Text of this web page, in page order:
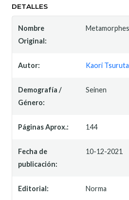
DETALLES
Nombre
Original:
Autor: Kaori
Demografía /
Género:
Seinen
Páginas Aprox.: 144
Fecha de
publicación:
10-12-2021
Editorial: Norma